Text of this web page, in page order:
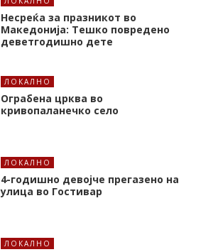
Несреќа за празникот во
Македонија: Тешко повредено
деветгодишно дете
ЛОКАЛНО
Ограбена црква во
кривопаланечко село
ЛОКАЛНО
4-годишно девојче прегазено на
улица во Гостивар
ЛОКАЛНО